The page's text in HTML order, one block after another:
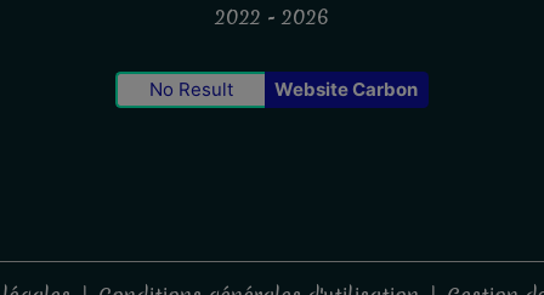
2022 - 2026
No Result Website Carbon